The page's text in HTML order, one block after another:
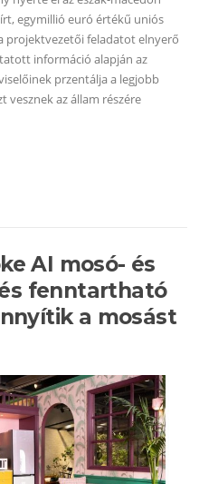
egymillió euró értékű uniós
projektvezetői feladatot elnyerő
információ alapján az
przentálja a legjobb
vesznek az állam részére
AI mosó- és
fenntartható
a mosást